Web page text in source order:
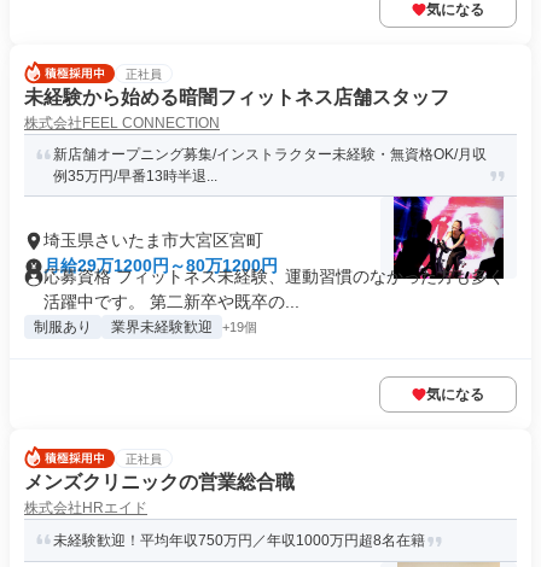
気になる
正社員
未経験から始める暗闇フィットネス店舗スタッフ
株式会社FEEL CONNECTION
新店舗オープニング募集/インストラクター未経験・無資格OK/月収
例35万円/早番13時半退...
埼玉県さいたま市大宮区宮町
月給29万1200円～80万1200円
応募資格 フィットネス未経験、運動習慣のなかった方も多く
活躍中です。 第二新卒や既卒の...
制服あり 業界未経験歓迎 +19個
気になる
正社員
メンズクリニックの営業総合職
株式会社HRエイド
未経験歓迎！平均年収750万円／年収1000万円超8名在籍